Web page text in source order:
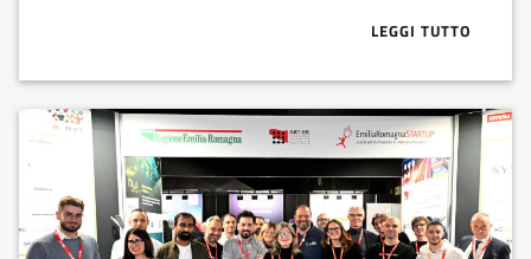
LEGGI TUTTO
ABOUT